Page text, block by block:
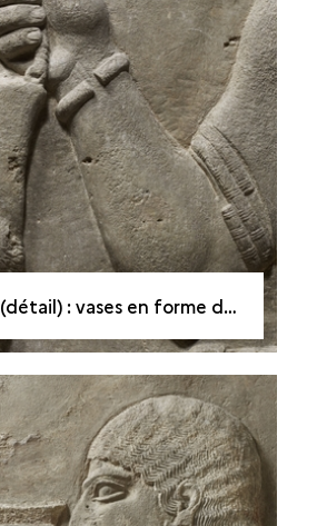
: vases en forme de tête de lion